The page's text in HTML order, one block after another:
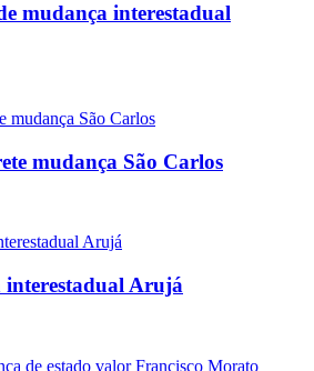
mudança interestadual
mudança São Carlos
interestadual Arujá